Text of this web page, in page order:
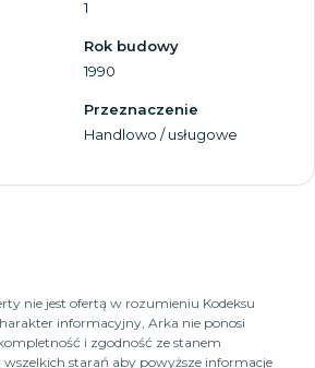
1
Rok budowy
1990
Przeznaczenie
Handlowo / usługowe
nie jest ofertą w rozumieniu Kodeksu
informacyjny, Arka nie ponosi
i zgodność ze stanem
starań aby powyższe informacje